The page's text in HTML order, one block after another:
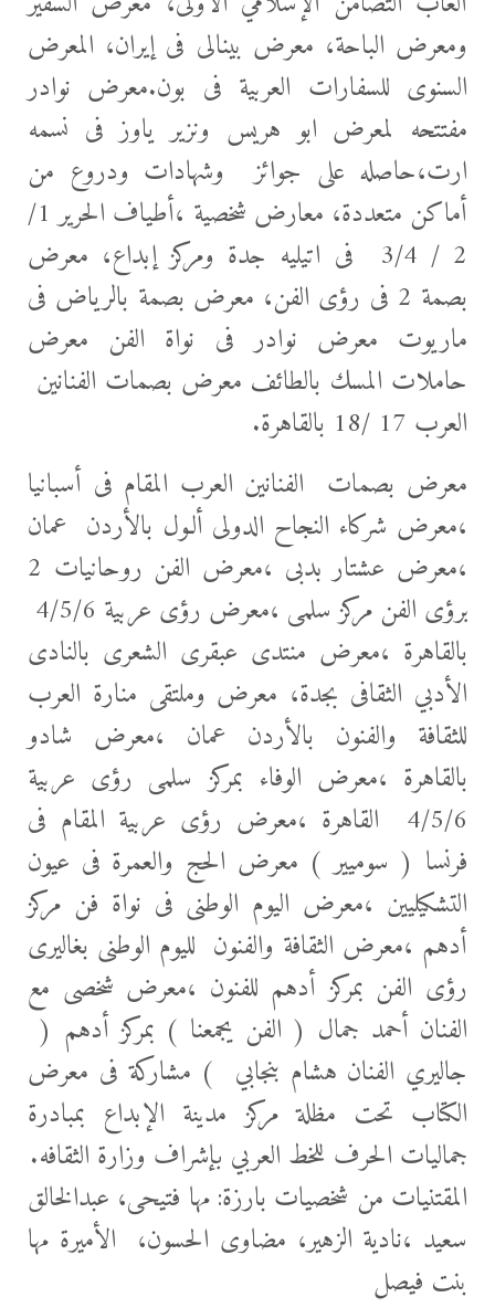
ومعرض الباحة، معرض بينالى فى إيران، المعرض
السنوى للسفارات العربية فى بون.معرض نوادر
مفتتحه لمعرض ابو هريس ونزير ياوز فى نسمه
ارت،حاصله على جوائز وشهادات ودروع من
أماكن متعددة، معارض شخصية ،أطياف الحرير 1/
2 / 3/4 فى اتيليه جدة ومركز إبداع، معرض
بصمة 2 فى رؤى الفن، معرض بصمة بالرياض فى
ماريوت معرض نوادر فى نواة الفن معرض
حاملات المسك بالطائف معرض بصمات الفنانين
العرب 17 /18 بالقاهرة.
معرض بصمات الفنانين العرب المقام فى أسبانيا
،معرض شركاء النجاح الدولى ألـول بالأردن عمان
،معرض عشتار بدبى ،معرض الفن روحانيات 2
بالقاهرة ،معرض منتدى عبقرى الشعرى بالنادى
الأدبي الثقافى بجدة، معرض وملتقى منارة العرب
للثقافة والفنون بالأردن عمان ،معرض شادو
بالقاهرة ،معرض الوفاء بمركز سلمى رؤى عربية
4/5/6 القاهرة ،معرض رؤى عربية المقام فى
فرنسا ( سوميير ) معرض الحج والعمرة فى عيون
التشكيليين ،معرض اليوم الوطنى فى نواة فن مركز
أدهم ،معرض الثقافة والفنون لليوم الوطنى بغاليرى
رؤى الفن بمركز أدهم للفنون ،معرض شخصى مع
الفنان أحمد جمال ( الفن يجمعنا ) بمركز أدهم (
جاليري الفنان هشام بنجابي ) مشاركة فى معرض
الكتاب تحت مظلة مركز مدينة الإبداع بمبادرة
جماليات الحرف للخط العربي بإشراف وزارة الثقافه.
المقتنيات من شخصيات بارزة: مها فتيحى، عبدالخالق
سعيد ،نادية الزهير، مضاوى الحسون، الأميرة مها
بنت فيصل